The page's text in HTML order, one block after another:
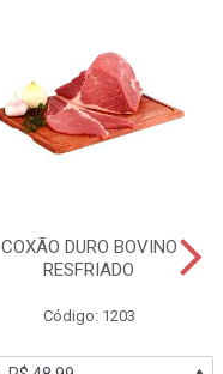
COXÃO DURO BOVINO
RESFRIADO
Código: 1203